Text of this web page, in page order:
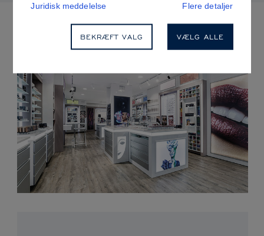
KOMMENDE ARRANGEMENTER
Juridisk meddelelse Flere detaljer
BEKRÆFT VALG VÆLG ALLE